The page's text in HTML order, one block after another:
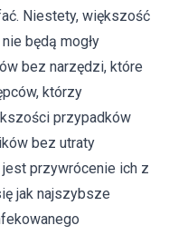
Niestety, większość
będą mogły
bez narzędzi, które
którzy
przypadków
bez utraty
przywrócenie ich z
jak najszybsze